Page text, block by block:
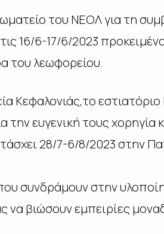
του ΝΕΟΛ για τη
16/6-17/6/2023
του λεωφορείου.
Κεφαλονιάς,το
την ευγενική τους
28/7-6/8/2023 στην
συνδράμουν στην
να βιώσουν εμπειρίες